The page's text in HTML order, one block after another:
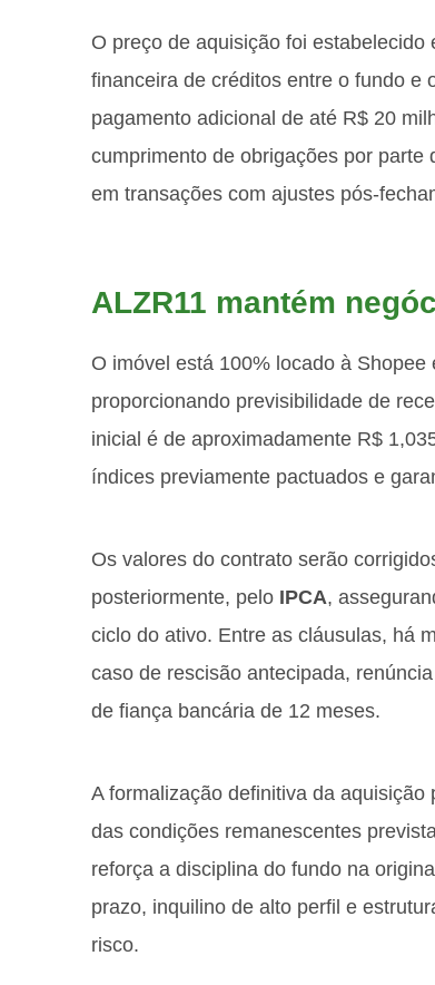
O preço de aquisição foi
financeira de créditos entre o fundo e
pagamento adicional de até R$ 20
cumprimento de obrigações por parte
em transações com ajustes pós-
ALZR11 mantém
O imóvel está 100% locado à
proporcionando previsibilidade de
inicial é de aproximadamente R$
índices previamente pactuados e
Os valores do contrato serão
posteriormente, pelo IPCA,
ciclo do ativo. Entre as cláusulas, há
caso de rescisão antecipada,
de fiança bancária de 12 meses.
A formalização definitiva da aquisição
das condições remanescentes
reforça a disciplina do fundo na
prazo, inquilino de alto perfil e
risco.